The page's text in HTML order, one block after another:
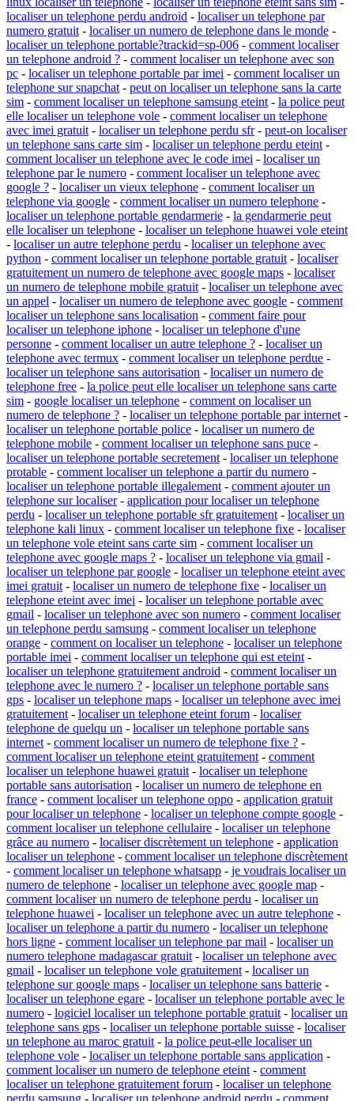
localiser un telephone perdu android - localiser un telephone par
numero gratuit - localiser un numero de telephone dans le monde -
localiser un telephone portable?trackid=sp-006 - comment localiser
un telephone android ? - comment localiser un telephone avec son
pc - localiser un telephone portable par imei - comment localiser un
telephone sur snapchat - peut on localiser un telephone sans la carte
sim - comment localiser un telephone samsung eteint - la police peut
elle localiser un telephone vole - comment localiser un telephone
avec imei gratuit - localiser un telephone perdu sfr- peut-on localiser
un telephone sans carte sim - localiser un telephone perdu eteint -
comment localiser un telephone avec le code imei - localiser un
telephone par le numero - comment localiser un telephone avec
google ? - localiser un vieux telephone - comment localiser un
telephone via google - comment localiser un numero telephone -
localiser un telephone portable gendarmerie - la gendarmerie peut
elle localiser un telephone - localiser un telephone huawei vole eteint
- localiser un autre telephone perdu - localiser un telephone avec
python - comment localiser un telephone portable gratuit - localiser
gratuitement un numero de telephone avec google maps - localiser
un numero de telephone mobile gratuit - localiser un telephone avec
un appel - localiser un numero de telephone avec google - comment
localiser un telephone sans localisation - comment faire pour
localiser un telephone iphone - localiser un telephone d'une
personne - comment localiser un autre telephone ? - localiser un
telephone avec termux - comment localiser un telephone perdue -
localiser un telephone sans autorisation - localiser un numero de
telephone free - la police peut elle localiser un telephone sans carte
sim - google localiser un telephone - comment on localiser un
numero de telephone ? - localiser un telephone portable par internet -
localiser un telephone portable police - localiser un numero de
telephone mobile - comment localiser un telephone sans puce -
localiser un telephone portable secretement - localiser un telephone
protable - comment localiser un telephone a partir du numero -
localiser un telephone portable illegalement - comment ajouter un
telephone sur localiser- application pour localiser un telephone
perdu - localiser un telephone portable sfr gratuitement - localiser un
telephone kali linux - comment localiser un telephone fixe - localiser
un telephone vole eteint sans carte sim - comment localiser un
telephone avec google maps ? - localiser un telephone via gmail -
localiser un telephone par google - localiser un telephone eteint avec
imei gratuit - localiser un numero de telephone fixe - localiser un
telephone eteint avec imei - localiser un telephone portable avec
gmail - localiser un telephone avec son numero - comment localiser
un telephone perdu samsung - comment localiser un telephone
orange - comment on localiser un telephone - localiser un telephone
portable imei - comment localiser un telephone qui est eteint -
localiser un telephone gratuitement android - comment localiser un
telephone avec le numero ? - localiser un telephone portable sans
gps - localiser un telephone maps - localiser un telephone avec imei
gratuitement - localiser un telephone eteint forum - localiser
telephone de quelqu un - localiser un telephone portable sans
internet - comment localiser un numero de telephone fixe ? -
comment localiser un telephone eteint gratuitement - comment
localiser un telephone huawei gratuit - localiser un telephone
portable sans autorisation - localiser un numero de telephone en
france - comment localiser un telephone oppo - application gratuit
pour localiser un telephone - localiser un telephone compte google -
comment localiser un telephone cellulaire - localiser un telephone
grâce au numero - localiser discrètement un telephone - application
localiser un telephone - comment localiser un telephone discrètement
- comment localiser un telephone whatsapp - je voudrais localiser un
numero de telephone - localiser un telephone avec google map -
comment localiser un numero de telephone perdu - localiser un
telephone huawei - localiser un telephone avec un autre telephone -
localiser un telephone a partir du numero - localiser un telephone
hors ligne - comment localiser un telephone par mail - localiser un
numero telephone madagascar gratuit - localiser un telephone avec
gmail - localiser un telephone vole gratuitement - localiser un
telephone sur google maps - localiser un telephone sans batterie -
localiser un telephone egare - localiser un telephone portable avec le
numero - logiciel localiser un telephone portable gratuit - localiser un
telephone sans gps - localiser un telephone portable suisse - localiser
un telephone au maroc gratuit - la police peut-elle localiser un
telephone vole - localiser un telephone portable sans application -
comment localiser un numero de telephone eteint - comment
localiser un telephone gratuitement forum - localiser un telephone
perdu samsung - localiser un telephone android perdu - comment